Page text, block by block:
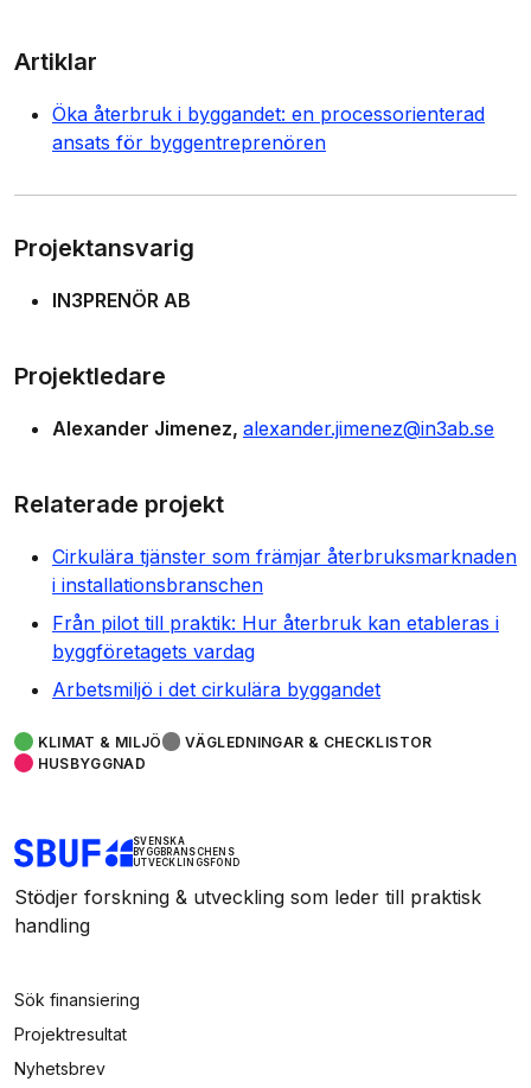
Artiklar
Öka återbruk i byggandet: en processorienterad
ansats för byggentreprenören
Projektansvarig
IN3PRENÖR AB
Projektledare
Alexander Jimenez alexander.jimenez@in3ab.se
Relaterade projekt
Cirkulära tjänster som främjar återbruksmarknaden
i installationsbranschen
Från pilot till praktik: Hur återbruk kan etableras i
byggföretagets vardag
Arbetsmiljö i det cirkulära byggandet
KLIMAT & MILJÖ
VÄGLEDNINGAR & CHECKLISTOR
HUSBYGGNAD
SVENSKA
BYGGBRANSCHENS
UTVECKLINGSFOND
Stödjer forskning & utveckling som leder till praktisk
handling
Sök finansiering
Projektresultat
Nyhetsbrev